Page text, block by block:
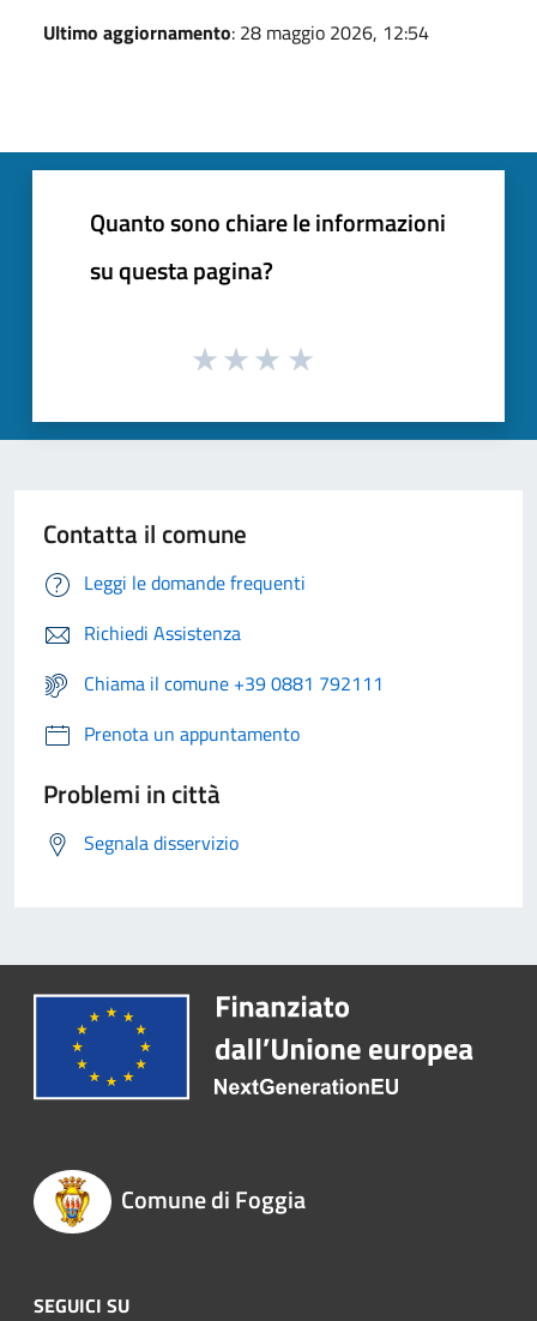
Ultimo aggiornamento: 28 maggio 2026, 12:54
Quanto sono chiare le informazioni
su questa pagina?
Contatta il comune
Leggi le domande frequenti
Richiedi Assistenza
Chiama il comune +39 0881 792111
Prenota un appuntamento
Problemi in città
Segnala disservizio
Comune di Foggia
SEGUICI SU